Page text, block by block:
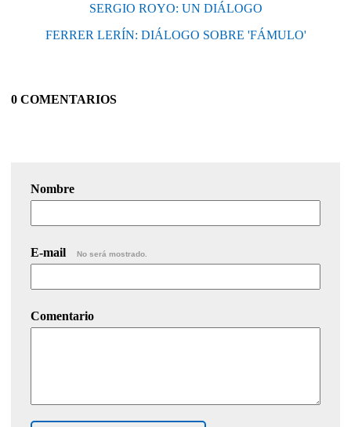
SERGIO ROYO: UN DIÁLOGO
FERRER LERÍN: DIÁLOGO SOBRE 'FÁMULO'
0 COMENTARIOS
Nombre
E-mail No será mostrado.
Comentario